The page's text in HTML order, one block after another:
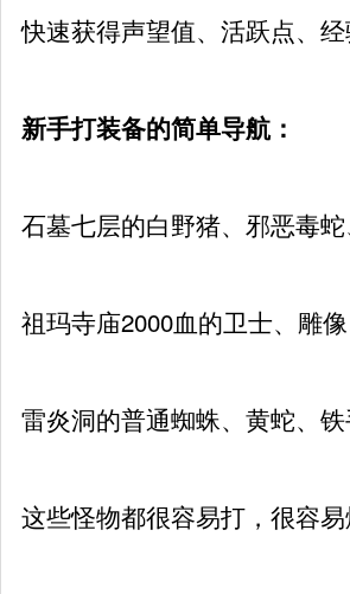
快速获得声望值、活跃点、
新手打装备的简单导航：
石墓七层的白野猪、邪恶毒
祖玛寺庙2000血的卫士、雕
雷炎洞的普通蜘蛛、黄蛇、
这些怪物都很容易打，很容